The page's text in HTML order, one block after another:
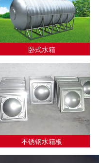
卧式水箱
不锈钢水箱板